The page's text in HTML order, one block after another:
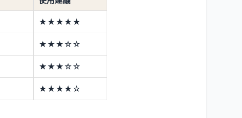
★★★★★
★★★☆☆
★★★☆☆
★★★★☆